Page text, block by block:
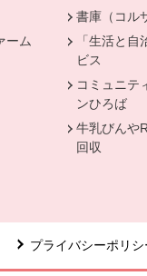
ーム
書庫（コル
「生活と
ビス
コミュニテ
ンひろば
牛乳びんや
回収
プライバシーポリシ